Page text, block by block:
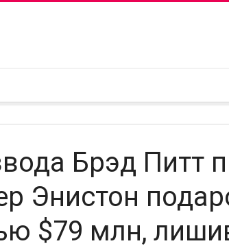
Брэд Питт
Энистон
$79 млн,